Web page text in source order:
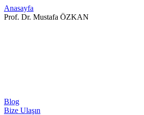
Anasayfa
Prof. Dr. Mustafa ÖZKAN
Blog
Bize Ulaşın